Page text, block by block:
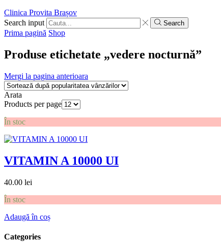
Clinica Provita Brașov
Search input
Search
Prima pagină Shop
Produse etichetate „vedere nocturnă”
Mergi la pagina anterioara
Arata
Products per page
În stoc
VITAMIN A 10000 UI
40.00 lei
În stoc
Adaugă în coș
Categories